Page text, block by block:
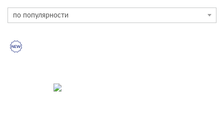
новинка
КАТЕГОРИЯ
ТИП ПРОДУКТА
по популярности